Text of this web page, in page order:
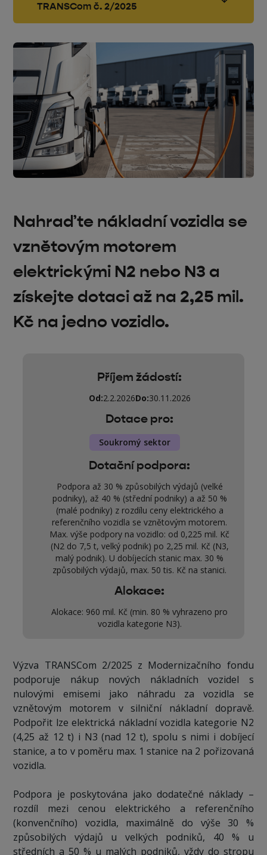
TRANSCom č. 2/2025
Nahraďte nákladní vozidla se
vznětovým motorem
elektrickými N2 nebo N3 a
získejte dotaci až na 2,25 mil.
Kč na jedno vozidlo.
Příjem žádostí:
Od:2.2.2026Do:30.11.2026
Dotace pro:
Soukromý sektor
Dotační podpora:
Podpora až 30 % způsobilých výdajů (velké
podniky), až 40 % (střední podniky) a až 50 %
(malé podniky) z rozdílu ceny elektrického a
referenčního vozidla se vznětovým motorem.
Max. výše podpory na vozidlo: od 0,225 mil. Kč
(N2 do 7,5 t, velký podnik) po 2,25 mil. Kč (N3,
malý podnik). U dobíjecích stanic max. 30 %
způsobilých výdajů, max. 50 tis. Kč na stanici.
Alokace:
Alokace: 960 mil. Kč (min. 80 % vyhrazeno pro
vozidla kategorie N3).
Výzva TRANSCom 2/2025 z Modernizačního fondu
podporuje nákup nových nákladních vozidel s
nulovými emisemi jako náhradu za vozidla se
vznětovým motorem v silniční nákladní dopravě.
Podpořit lze elektrická nákladní vozidla kategorie N2
(4,25 až 12 t) i N3 (nad 12 t), spolu s nimi i dobíjecí
stanice, a to v poměru max. 1 stanice na 2 pořizovaná
vozidla.
Podpora je poskytována jako dodatečné náklady –
rozdíl mezi cenou elektrického a referenčního
(konvenčního) vozidla, maximálně do výše 30 %
způsobilých výdajů u velkých podniků, 40 % u
středních a 50 % u malých podniků, vždy do stropu